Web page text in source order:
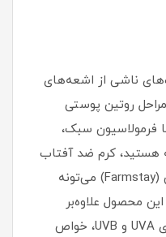
ناشی از اشعه‌های
روتین پوستی
فرمولاسیون سبک،
هستید، کرم ضد آفتاب
بدون چربی ویتامینه فارم استی (Farmstay) می‌تونه
محصول علاوه‌بر
محافظت کامل در برابر اشعه‌های UVA و UVB، خواص